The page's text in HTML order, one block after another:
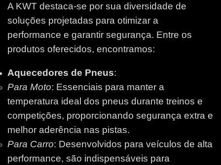
A KWT destaca-se por sua diversidade de
soluções projetadas para otimizar a
performance e garantir segurança. Entre os
produtos oferecidos, encontramos:
Aquecedores de Pneus:
Para Moto: Essenciais para manter a
temperatura ideal dos pneus durante treinos e
competições, proporcionando segurança extra e
melhor aderência nas pistas.
Para Carro: Desenvolvidos para veículos de alta
performance, são indispensáveis para